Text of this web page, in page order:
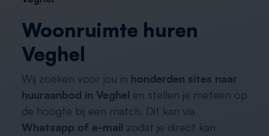
Woonruimte huren
Veghel
Wij zoeken voor jou in honderden sites naar
huuraanbod in Veghel en stellen je meteen op
de hoogte bij een match. Dit kan via
Whatsapp of e-mail zodat je direct kan